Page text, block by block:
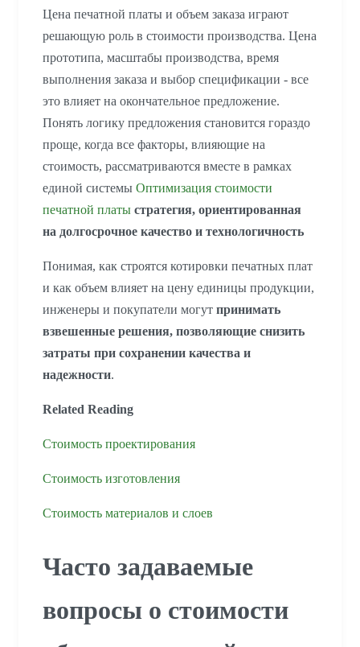
Цена печатной платы и объем заказа играют
решающую роль в стоимости производства. Цена
прототипа, масштабы производства, время
выполнения заказа и выбор спецификации - все
это влияет на окончательное предложение.
Понять логику предложения становится гораздо
проще, когда все факторы, влияющие на
стоимость, рассматриваются вместе в рамках
единой системы Оптимизация стоимости
печатной платы стратегия, ориентированная
на долгосрочное качество и технологичность
Понимая, как строятся котировки печатных плат
и как объем влияет на цену единицы продукции,
инженеры и покупатели могут принимать
взвешенные решения, позволяющие снизить
затраты при сохранении качества и
надежности.
Related Reading
Стоимость проектирования
Стоимость изготовления
Стоимость материалов и слоев
Часто задаваемые
вопросы о стоимости